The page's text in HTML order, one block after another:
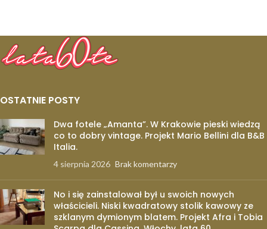
OSTATNIE POSTY
Dwa fotele „Amanta”. W Krakowie pieski wiedzą
co to dobry vintage. Projekt Mario Bellini dla B&B
Italia.
4 sierpnia 2026 Brak komentarzy
No i się zainstalował był u swoich nowych
właścicieli. Niski kwadratowy stolik kawowy ze
szklanym dymionym blatem. Projekt Afra i Tobia